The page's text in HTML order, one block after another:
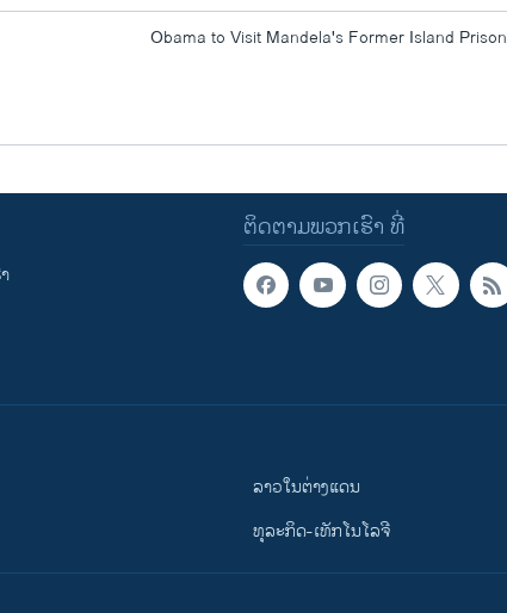
Obama to Visit Mandela's Former Island Prison
ຕິດຕາມພວກເຮົາ ທີ່
ລາວໃນຕ່າງແດນ
ທຸລະກິດ-ເທັກໂນໂລຈີ